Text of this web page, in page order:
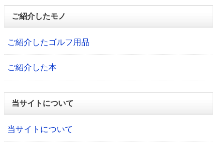
ご紹介したモノ
ご紹介したゴルフ用品
ご紹介した本
当サイトについて
当サイトについて